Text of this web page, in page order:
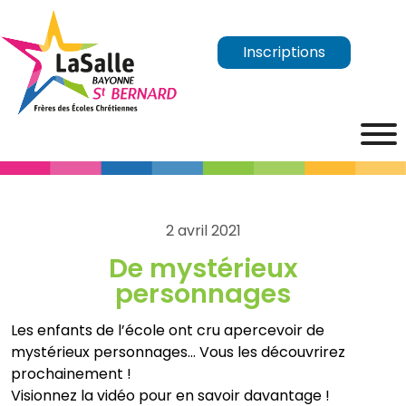
Inscriptions
2 avril 2021
De mystérieux
personnages
Les enfants de l’école ont cru apercevoir de
mystérieux personnages… Vous les découvrirez
prochainement !
Visionnez la vidéo pour en savoir davantage !